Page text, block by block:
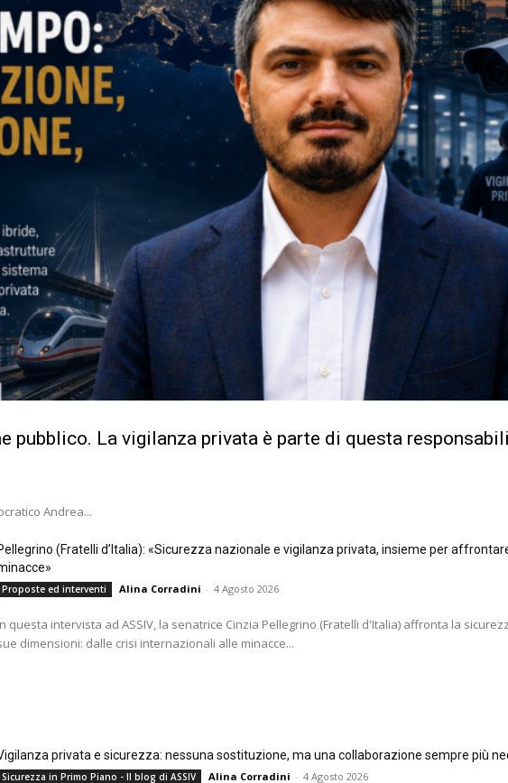
pubblico. La vigilanza privata è parte di questa
Andrea...
(Fratelli d’Italia): «Sicurezza nazionale e vigilanza privata, insieme per
Proposte ed interventi Alina Corradini - 4 Agosto 2026
questa intervista ad ASSIV, la senatrice Cinzia Pellegrino (Fratelli d'Italia) affronta la
dimensioni: dalle crisi internazionali alle minacce...
privata e sicurezza: nessuna sostituzione, ma una collaborazione sempre più
Sicurezza in Primo Piano - Il blog di ASSIV Alina Corradini - 4 Agosto 2026